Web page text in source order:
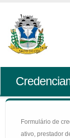
Formulário de
ativo, prestador